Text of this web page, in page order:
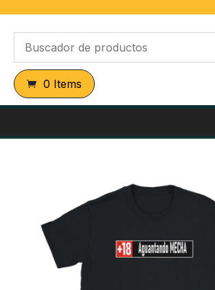
0 Items